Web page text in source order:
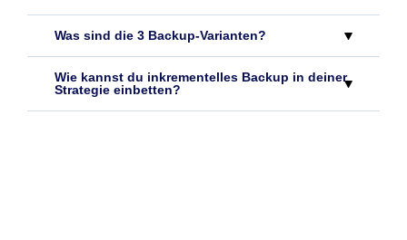
Was sind die 3 Backup-Varianten?
Wie kannst du inkrementelles Backup in deiner
Strategie einbetten?